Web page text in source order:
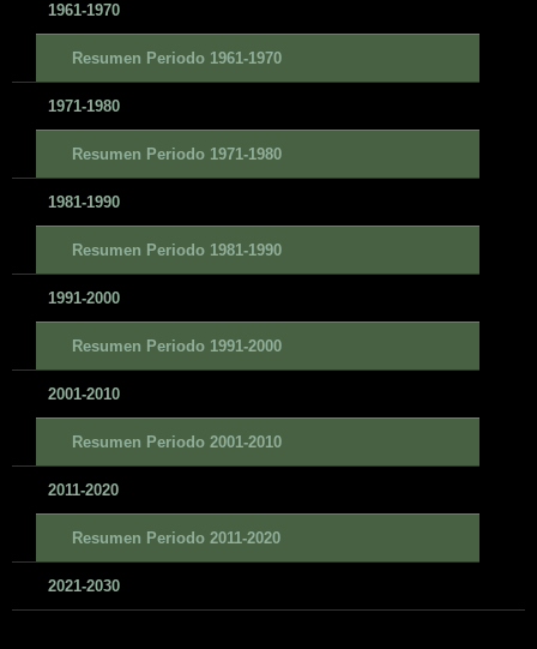
1961-1970
Resumen Periodo 1961-1970
1971-1980
Resumen Periodo 1971-1980
1981-1990
Resumen Periodo 1981-1990
1991-2000
Resumen Periodo 1991-2000
2001-2010
Resumen Periodo 2001-2010
2011-2020
Resumen Periodo 2011-2020
2021-2030